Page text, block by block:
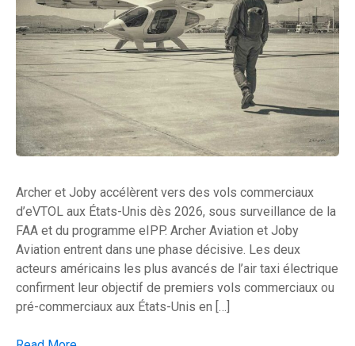
Archer et Joby accélèrent vers des vols commerciaux
d’eVTOL aux États-Unis dès 2026, sous surveillance de la
FAA et du programme eIPP. Archer Aviation et Joby
Aviation entrent dans une phase décisive. Les deux
acteurs américains les plus avancés de l’air taxi électrique
confirment leur objectif de premiers vols commerciaux ou
pré-commerciaux aux États-Unis en […]